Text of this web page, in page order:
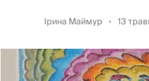
Ірина Маймур 13